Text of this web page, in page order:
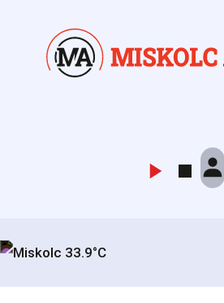
Miskolc 33.9°C